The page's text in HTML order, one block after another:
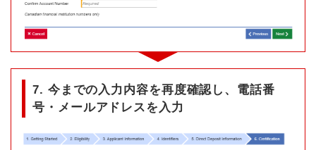
7. 今までの入力内容を再度確認し、電話番
号・メールアドレスを入力